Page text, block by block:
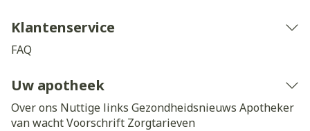
Klantenservice
FAQ
Uw apotheek
Over ons Nuttige links Gezondheidsnieuws Apotheker
van wachtVoorschrift Zorgtarieven